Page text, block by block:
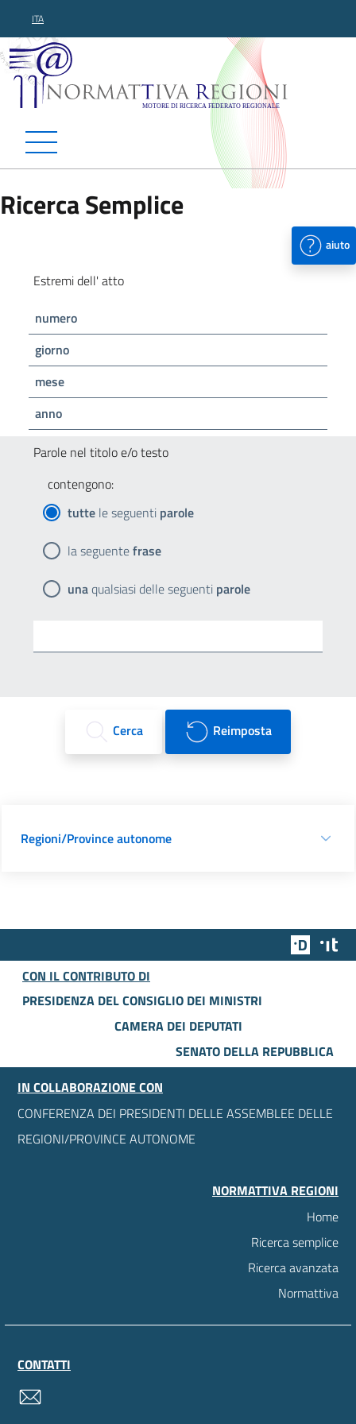
ITA
Normattiva Regioni -
Ricerca Semplice
aiuto
Estremi dell' atto
numero
giorno
mese
anno
Parole nel titolo e/o testo
contengono:
tutte le seguenti parole
la seguentefrase
unaqualsiasi delle seguenti parole
Cerca Reimposta
Regioni/Province autonome
Team
CON IL CONTRIBUTO DI
PRESIDENZA DEL CONSIGLIO DEI MINISTRI
CAMERA DEI DEPUTATI
SENATO DELLA REPUBBLICA
IN COLLABORAZIONE CON
CONFERENZA DEI PRESIDENTI DELLE ASSEMBLEE DELLE
REGIONI/PROVINCE AUTONOME
NORMATTIVA REGIONI
Home
Ricerca semplice
Ricerca avanzata
Normattiva
CONTATTI